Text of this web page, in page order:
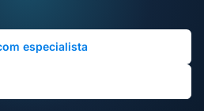
especialista